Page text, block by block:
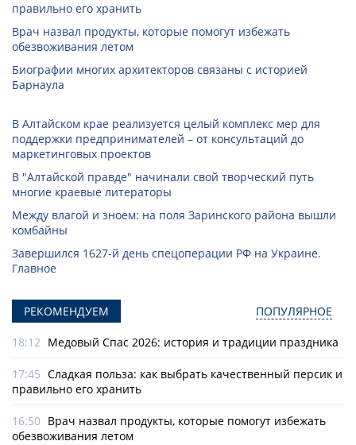
правильно его хранить
Врач назвал продукты, которые помогут избежать
обезвоживания летом
Биографии многих архитекторов связаны с историей
Барнаула
В Алтайском крае реализуется целый комплекс мер для
поддержки предпринимателей – от консультаций до
маркетинговых проектов
В "Алтайской правде" начинали свой творческий путь
многие краевые литераторы
Между влагой и зноем: на поля Заринского района вышли
комбайны
Завершился 1627-й день спецоперации РФ на Украине.
Главное
РЕКОМЕНДУЕМ ПОПУЛЯРНОЕ
18:12 Медовый Спас 2026: история и традиции праздника
17:45 Сладкая польза: как выбрать качественный персик и
правильно его хранить
16:50 Врач назвал продукты, которые помогут избежать
обезвоживания летом